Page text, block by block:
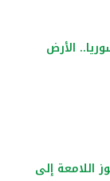
الأرض
اللامعة إلى